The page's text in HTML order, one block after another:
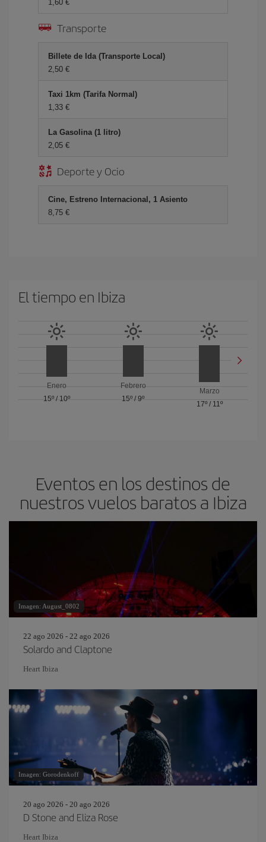
1,60 €
Transporte
Billete de Ida (Transporte Local)
2,50 €
Taxi 1km (Tarifa Normal)
1,33 €
La Gasolina (1 litro)
2,05 €
Deporte y Ocio
Cine, Estreno Internacional, 1 Asiento
8,75 €
El tiempo en Ibiza
Enero
15º/ 10º
Febrero
15º / 9º
Marzo
17º/ 11º
Eventos en los destinos de
nuestros vuelos baratos a Ibiza
Imagen: August_0802
22 ago 2026 - 22 ago 2026
Solardo and Claptone
Heart Ibiza
Imagen: Gorodenkoff
20 ago 2026 - 20 ago 2026
D Stone and Eliza Rose
Heart Ibiza